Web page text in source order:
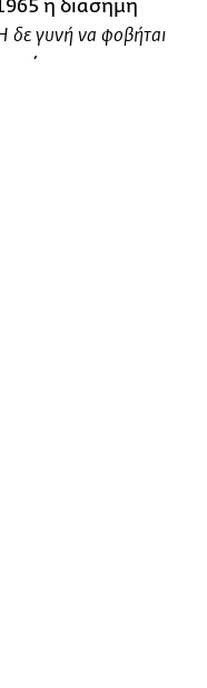
η διάσημη
δε γυνή να φοβήται
και τη